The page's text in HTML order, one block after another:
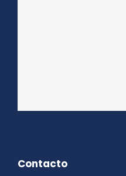
Contacto